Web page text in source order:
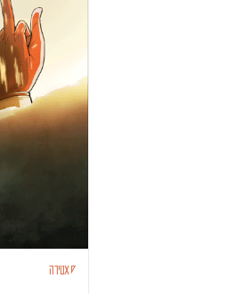
סאטירה